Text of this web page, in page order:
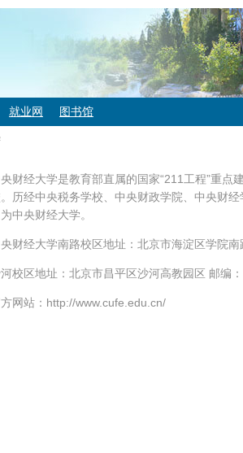
就业网 图书馆
财经大学是教育部直属的国家“211工程”重点
历经中央税务学校、中央财政学院、中央财
中央财经大学。
财经大学南路校区地址：北京市海淀区学院
校区地址：北京市昌平区沙河高教园区 邮编
网站：http://www.cufe.edu.cn/